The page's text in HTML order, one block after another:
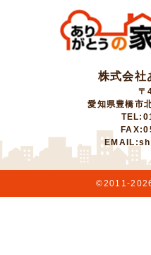
株式会社
〒
愛知県豊橋市
©2011-